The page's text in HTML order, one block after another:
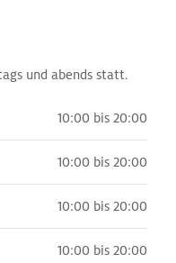
und abends statt.
10:00 bis 20:00
10:00 bis 20:00
10:00 bis 20:00
10:00 bis 20:00